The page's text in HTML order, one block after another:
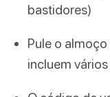
bastidores)
Pule o
incluem